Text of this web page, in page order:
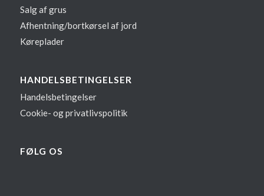
Salg af grus
Afhentning/bortkørsel af jord
Køreplader
HANDELSBETINGELSER
Handelsbetingelser
Cookie- og privatlivspolitik
FØLG OS